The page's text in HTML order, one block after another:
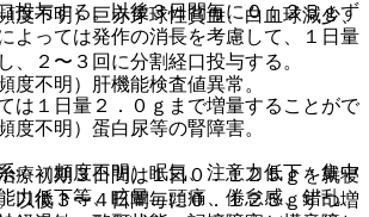
度不明）巨赤芽球性貧血、白血球減少、
不明）肝機能検査値異常。
不明）蛋白尿等の腎障害。
（頻度不明）眠気、注意力低下・集中
力低下等、眩暈、頭痛、倦怠感、錯乱、
投与する。以後３日間毎に０．２５ｇず
よっては発作の消長を考慮して、１日量
、２〜３回に分割経口投与する。
は１日量２．０ｇまで増量することがで
療初期３日間は１日０．１２５ｇを就寝
以後３〜４日間毎に０．１２５ｇずつ増